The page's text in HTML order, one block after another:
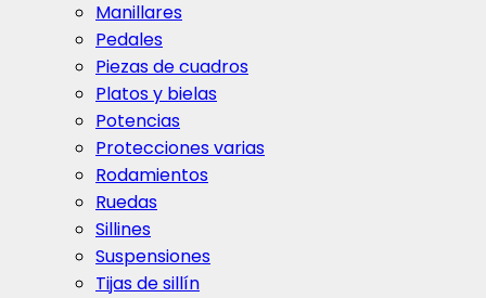
Manillares
Pedales
Piezas de cuadros
Platos y bielas
Potencias
Protecciones varias
Rodamientos
Ruedas
Sillines
Suspensiones
Tijas de sillín